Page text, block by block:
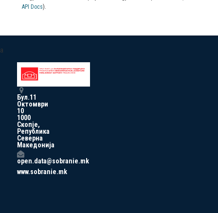
API Docs).
a
Бул.11
Октомври
10
1000
Скопје,
Република
Северна
Македонија
open.data@sobranie.mk
www.sobranie.mk